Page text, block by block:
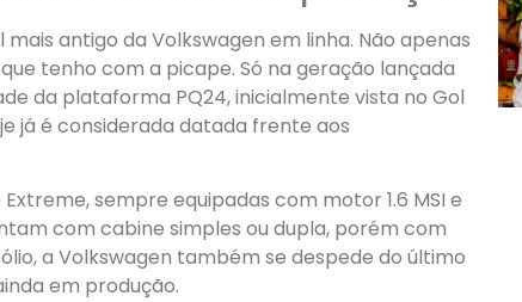
antigo da Volkswagen em linha. Não apenas
tenho com a picape. Só na geração lançada
da plataforma PQ24, inicialmente vista no Gol
já é considerada datada frente aos
sempre equipadas com motor 1.6 MSI e
com cabine simples ou dupla, porém com
a Volkswagen também se despede do último
em produção.